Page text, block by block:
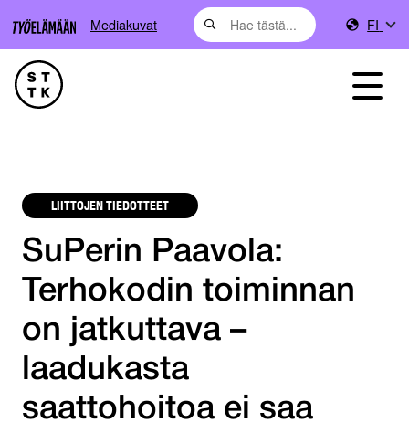
Mediakuvat FI
LIITTOJEN TIEDOTTEET
SuPerin Paavola:
Terhokodin toiminnan
on jatkuttava –
laadukasta
saattohoitoa ei saa